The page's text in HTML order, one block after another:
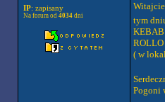
IP: zapisany
Na forum od 4034dni
tym
KEBAB
ROLLO
( w
Pogoni